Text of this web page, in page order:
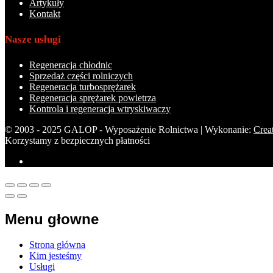
Artykuły
Kontakt
Nasze usługi
Regeneracja chłodnic
Sprzedaż części rolniczych
Regeneracja turbosprężarek
Regeneracja sprężarek powietrza
Kontrola i regeneracja wtryskiwaczy
© 2003 - 2025 GALOP - Wyposażenie Rolnictwa | Wykonanie:
Korzystamy z bezpiecznych płatności
Menu głowne
Strona główna
Kim jesteśmy
Usługi